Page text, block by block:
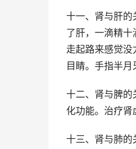
十一、肾与肝的
了肝，一滴精十
走起路来感觉
目睛。手指半
十二、肾与脾的
化功能。治疗肾
十三、肾与肺的